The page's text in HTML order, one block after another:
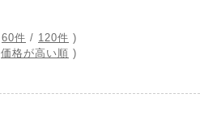
60件 / 120件 )
価格が高い順 )